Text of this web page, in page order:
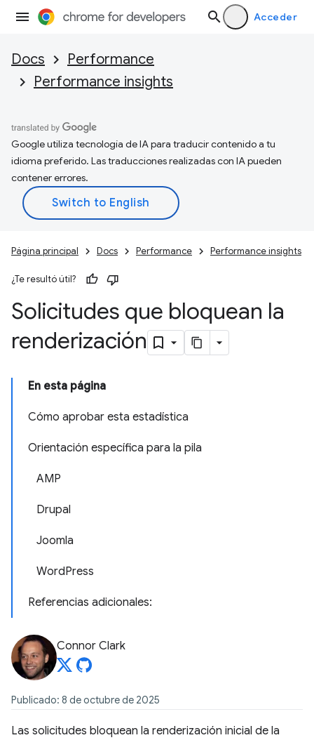
Acceder
Docs
Performance
Performance insights
Google utiliza tecnología de IA para traducir contenido a tu
idioma preferido. Las traducciones realizadas con IA pueden
contener errores.
Página principal Docs Performance Performance insights
¿Te resultó útil?
Solicitudes que bloquean la
renderización
En esta página
Cómo aprobar esta estadística
Orientación específica para la pila
AMP
Drupal
Joomla
WordPress
Referencias adicionales:
Connor Clark
Publicado: 8 de octubre de 2025
Las solicitudes bloquean la renderización inicial de la